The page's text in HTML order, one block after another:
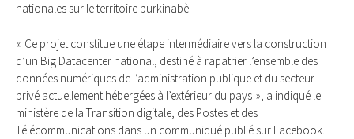
nationales sur le territoire burkinabè.
« Ce projet constitue une étape intermédiaire vers la construction
d’un Big Datacenter national, destiné à rapatrier l’ensemble des
données numériques de l’administration publique et du secteur
privé actuellement hébergées à l’extérieur du pays », a indiqué le
ministère de la Transition digitale, des Postes et des
Télécommunications dans un communiqué publié sur Facebook.